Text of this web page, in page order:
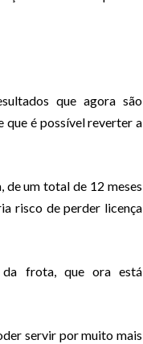
que agora são
que é possível reverter a
um total de 12 meses
risco de perder licença
da frota, que ora está
servir por muito mais